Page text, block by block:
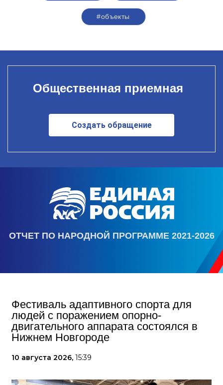
#объекты
Общественная приемная
Создать обращение
ОТЧЕТ ПО НАРОДНОЙ ПРОГРАММЕ 2021-2026
Фестиваль адаптивного спорта для
людей с поражением опорно-
двигательного аппарата состоялся в
Нижнем Новгороде
10 августа 2026, 15:39